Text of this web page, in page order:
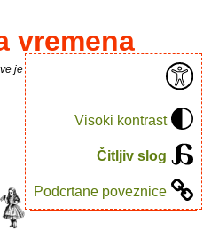
Visoki kontrast
Čitljiv slog
Podcrtane poveznice
vremena
je puno knjiga.